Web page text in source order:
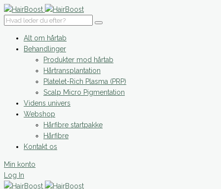
Alt om hårtab
Behandlinger
Produkter mod hårtab
Hårtransplantation
Platelet-Rich Plasma (PRP)
Scalp Micro Pigmentation
Videns univers
Webshop
Hårfibre startpakke
Hårfibre
Kontakt os
Min konto
Log In